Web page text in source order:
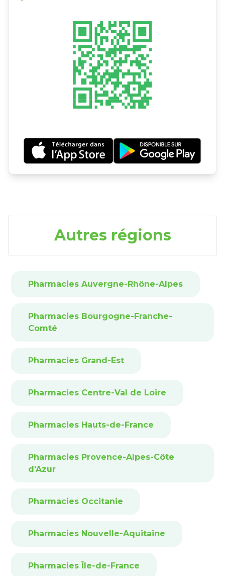
Autres régions
Pharmacies Auvergne-Rhône-Alpes
Pharmacies Bourgogne-Franche-
Comté
Pharmacies Grand-Est
Pharmacies Centre-Val de Loire
Pharmacies Hauts-de-France
Pharmacies Provence-Alpes-Côte
d'Azur
Pharmacies Occitanie
Pharmacies Nouvelle-Aquitaine
Pharmacies Île-de-France